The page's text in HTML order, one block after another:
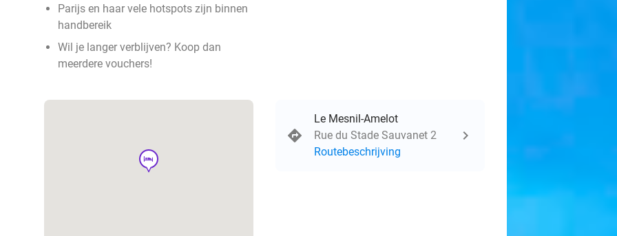
Parijs en haar vele hotspots zijn binnen
handbereik
Wil je langer verblijven? Koop dan
meerdere vouchers!
hotel
Le Mesnil-Amelot
Rue du Stade Sauvanet 2
Routebeschrijving